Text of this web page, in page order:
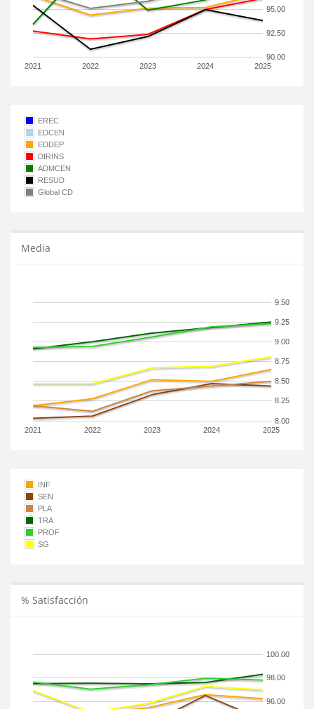
2021 2022 2023 2024 2025
90.00
92.50
95.00
EREC
EDCEN
EDDEP
DIRINS
ADMCEN
RESUD
Global CD
Media
2021 2022 2023 2024 2025
8.00
8.25
8.50
8.75
9.00
9.25
9.50
INF
SEN
PLA
TRA
PROF
SG
% Satisfacción
96.00
98.00
100.00